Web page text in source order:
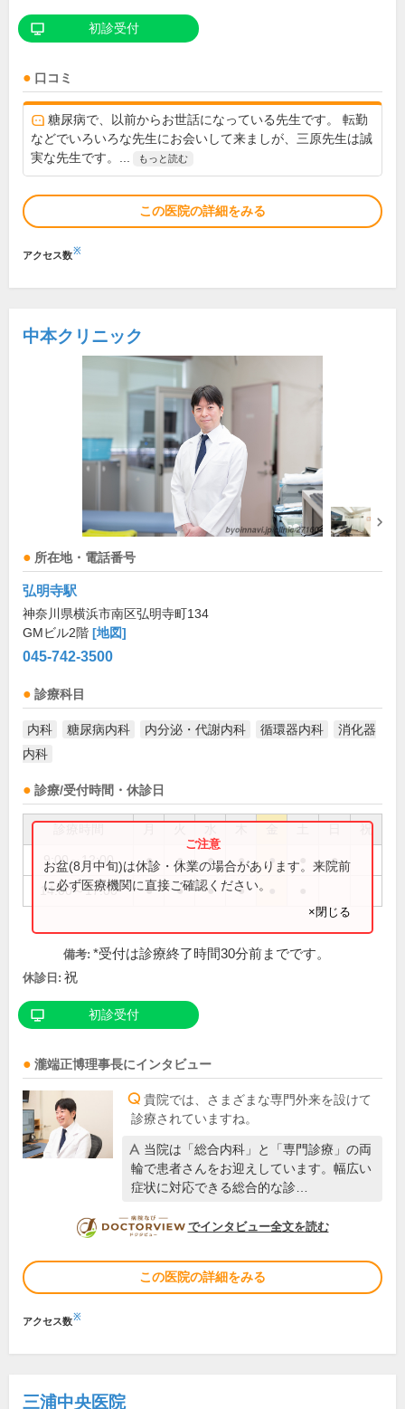
初診受付
口コミ
糖尿病で、以前からお世話になっている先生です。 転勤
などでいろいろな先生にお会いして来ましが、三原先生は誠
実な先生です。...
もっと読む
この医院の詳細をみる
アクセス数※
中本クリニック
所在地・電話番号
弘明寺駅
神奈川県横浜市南区弘明寺町134
GMビル2階 [地図]
045-742-3500
診療科目
内科 糖尿病内科 内分泌・代謝内科 循環器内科
消化器
内科
診療/受付時間・休診日
祝
9:00～12:00 ● ● ● ● ● ●
14:00～17:00 ● ● ● ●
お盆(8月中旬)は休診・休業の場合があります。来院前
に必ず医療機関に直接ご確認ください。
×閉じる
備考: *受付は診療終了時間30分前までです。
休診日: 祝
初診受付
瀧端正博理事長にインタビュー
貴院では、さまざまな専門外来を設けて
診療されていますね。
当院は「総合内科」と「専門診療」の両
輪で患者さんをお迎えしています。幅広い
症状に対応できる総合的な診…
DOCTORVIEW
でインタビュー全文を読む
この医院の詳細をみる
アクセス数※
三浦中央医院